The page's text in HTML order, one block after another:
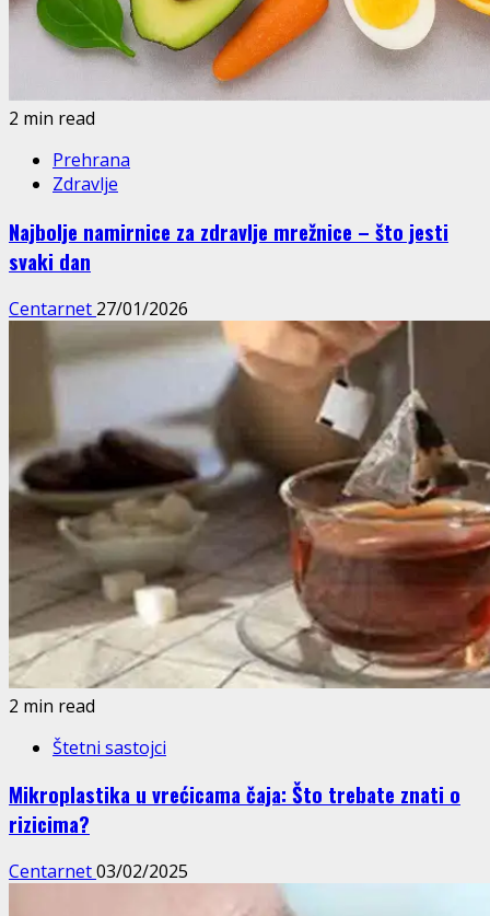
2 min read
Prehrana
Zdravlje
Najbolje namirnice za zdravlje mrežnice – što jesti
svaki dan
Centarnet 27/01/2026
2 min read
Štetni sastojci
Mikroplastika u vrećicama čaja: Što trebate znati o
rizicima?
Centarnet03/02/2025